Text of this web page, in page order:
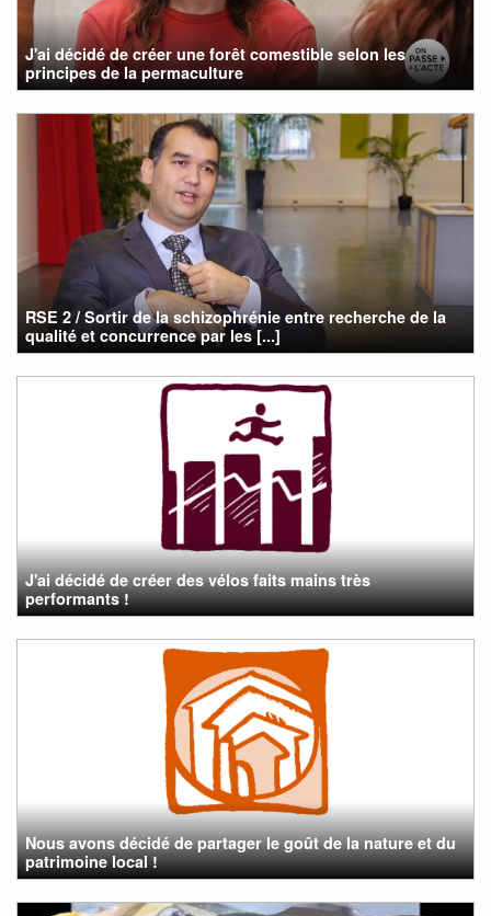
J'ai décidé de créer une forêt comestible selon les
principes de la permaculture
RSE 2 / Sortir de la schizophrénie entre recherche de la
qualité et concurrence par les [...]
J'ai décidé de créer des vélos faits mains très
performants !
Nous avons décidé de partager le goût de la nature et du
patrimoine local !